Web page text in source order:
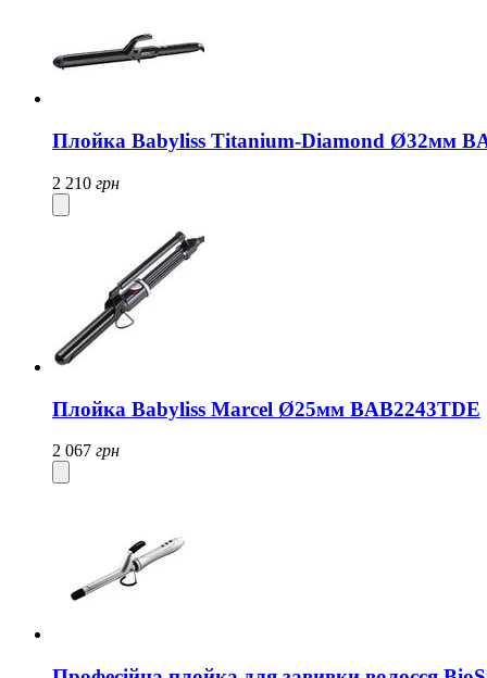
Плойка Babyliss Titanium-Diamond Ø32мм
2 210 грн
Плойка Babyliss Marcel Ø25мм BAB2243TDE
2 067 грн